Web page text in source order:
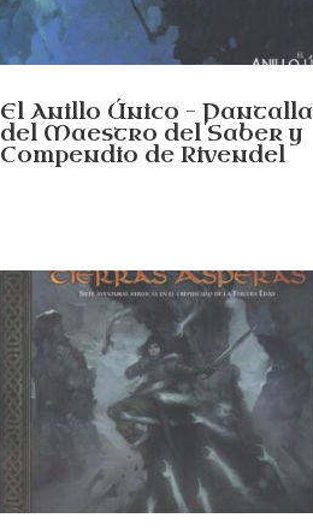
El Anillo Único – Pantalla
del Maestro del Saber y
Compendio de Rivendel